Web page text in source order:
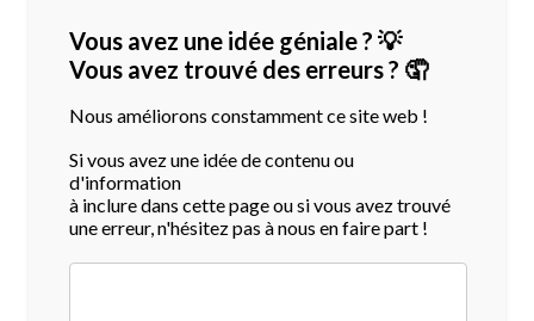
Vous avez une idée géniale ? 💡
Vous avez trouvé des erreurs ? 🤦
Nous améliorons constamment ce site web !
Si vous avez une idée de contenu ou
d'information
à inclure dans cette page ou si vous avez trouvé
une erreur, n'hésitez pas à nous en faire part !